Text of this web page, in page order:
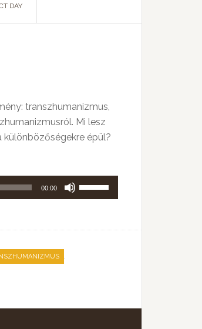
DAY
transzhumanizmus,
Mi lesz
különbözőségekre épül?
00:00
hangerő
illetőleg
,